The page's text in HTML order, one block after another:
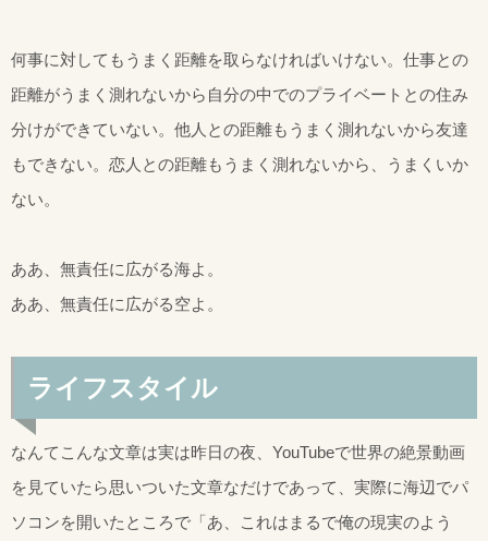
何事に対してもうまく距離を取らなければいけない。仕事との
距離がうまく測れないから自分の中でのプライベートとの住み
分けができていない。他人との距離もうまく測れないから友達
もできない。恋人との距離もうまく測れないから、うまくいか
ない。
ああ、無責任に広がる海よ。
ああ、無責任に広がる空よ。
ライフスタイル
なんてこんな文章は実は昨日の夜、YouTubeで世界の絶景動画
を見ていたら思いついた文章なだけであって、実際に海辺でパ
ソコンを開いたところで「あ、これはまるで俺の現実のよう